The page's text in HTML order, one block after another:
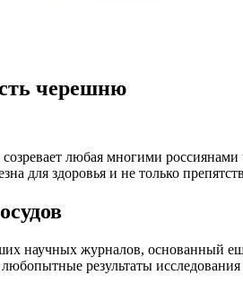
черешню
созревает любая многими
для здоровья и не только
научных журналов, основанный
результаты